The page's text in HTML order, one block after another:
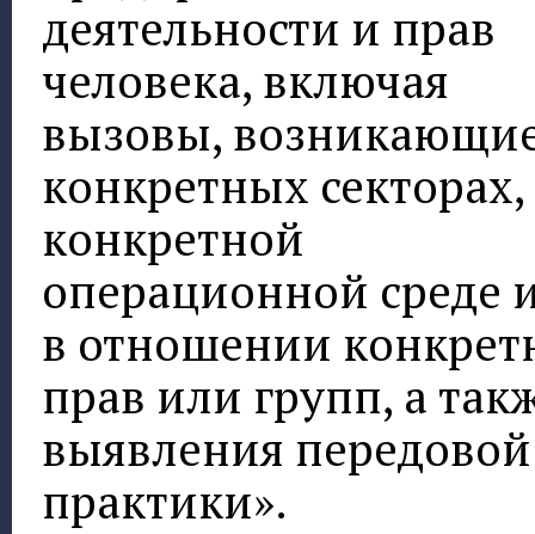
деятельности и прав
человека, включая
вызовы,
конкретных секторах,
конкретной
операционной среде
в отношении
прав или групп, а
выявления передовой
практики».